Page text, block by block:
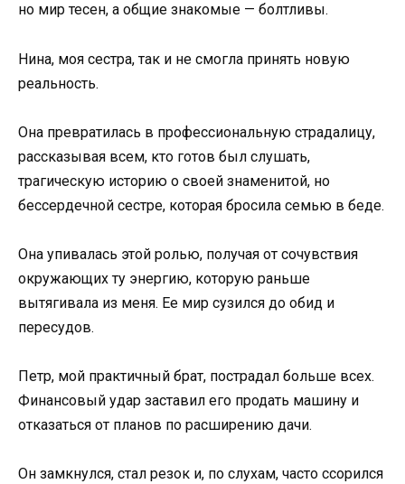
но мир тесен, а общие знакомые — болтливы.
Нина, моя сестра, так и не смогла принять новую
реальность.
Она превратилась в профессиональную страдалицу,
рассказывая всем, кто готов был слушать,
трагическую историю о своей знаменитой, но
бессердечной сестре, которая бросила семью в беде.
Она упивалась этой ролью, получая от сочувствия
окружающих ту энергию, которую раньше
вытягивала из меня. Ее мир сузился до обид и
пересудов.
Петр, мой практичный брат, пострадал больше всех.
Финансовый удар заставил его продать машину и
отказаться от планов по расширению дачи.
Он замкнулся, стал резок и, по слухам, часто ссорился